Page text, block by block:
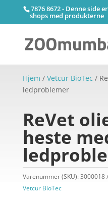
7876 8672 - Denne side
shops med produkterne
Hjem / Vetcur BioTec /
ledproblemer
ReVet
heste
Varenummer (SKU):3000018
Vetcur BioTec